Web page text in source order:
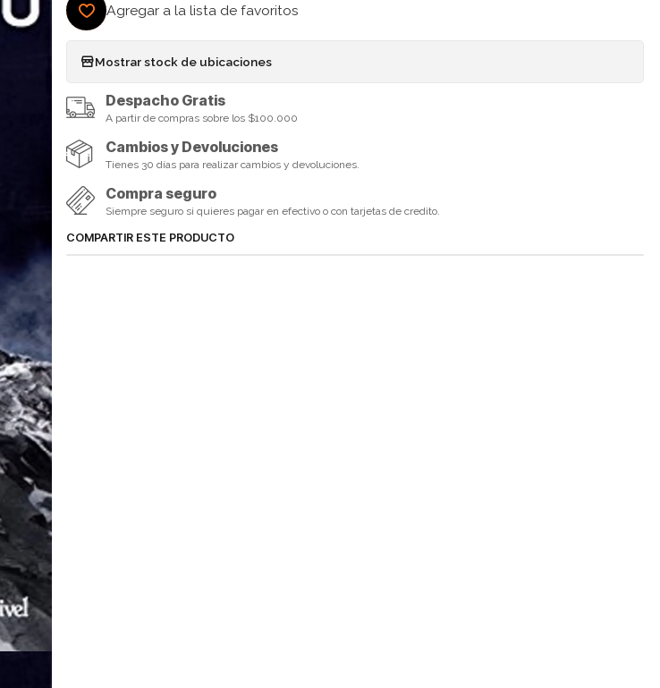
Agregar a la lista de favoritos
Mostrar stock de ubicaciones
Despacho Gratis
A partir de compras sobre los $100.000
Cambios y Devoluciones
Tienes 30 días para realizar cambios y devoluciones.
Compra seguro
Siempre seguro si quieres pagar en efectivo o con tarjetas de credito.
COMPARTIR ESTE PRODUCTO